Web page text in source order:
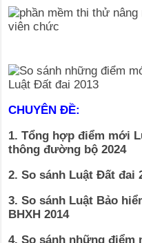
CHUYÊN ĐỀ:
1. Tổng hợp điểm mới
thông đường bộ 2024
2. So sánh Luật Đất đai
3. So sánh Luật Bảo
BHXH 2014
4. So sánh những điểm